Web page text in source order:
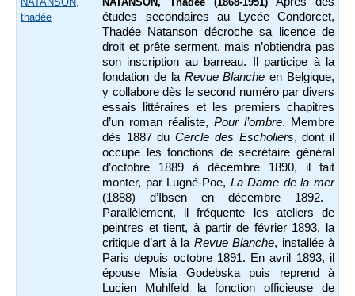
thadée
études secondaires au Lycée Condorcet,
Thadée Natanson décroche sa licence de
droit et prête serment, mais n’obtiendra pas
son inscription au barreau. Il participe à la
fondation de la Revue Blanche en Belgique,
y collabore dès le second numéro par divers
essais littéraires et les premiers chapitres
d’un roman réaliste, Pour l’ombre. Membre
dès 1887 duCercle des Escholiers, dont il
occupe les fonctions de secrétaire général
d’octobre 1889 à décembre 1890, il fait
monter, par Lugné-Poe, La Dame de la mer
(1888) d’Ibsen en décembre 1892.
Parallèlement, il fréquente les ateliers de
peintres et tient, à partir de février 1893, la
critique d’art à la Revue Blanche, installée à
Paris depuis octobre 1891. En avril 1893, il
épouse Misia Godebska puis reprend à
Lucien Muhlfeld la fonction officieuse de